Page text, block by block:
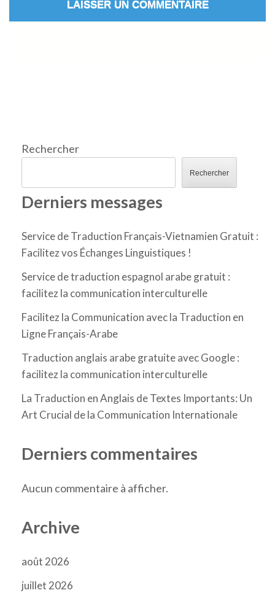
Rechercher
Rechercher
Derniers messages
Service de Traduction Français-Vietnamien Gratuit :
Facilitez vos Échanges Linguistiques !
Service de traduction espagnol arabe gratuit :
facilitez la communication interculturelle
Facilitez la Communication avec la Traduction en
Ligne Français-Arabe
Traduction anglais arabe gratuite avec Google :
facilitez la communication interculturelle
La Traduction en Anglais de Textes Importants: Un
Art Crucial de la Communication Internationale
Derniers commentaires
Aucun commentaire à afficher.
Archive
août 2026
juillet 2026